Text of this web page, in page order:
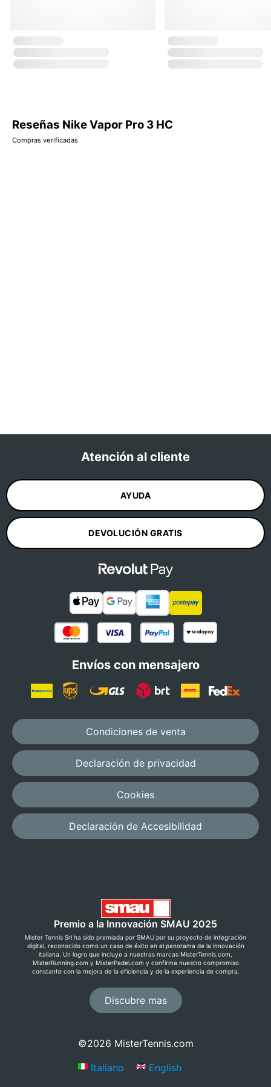
Reseñas Nike Vapor Pro 3 HC
Compras verificadas
Atención al cliente
AYUDA
DEVOLUCIÓN GRATIS
Envíos con mensajero
Condiciones de venta
Declaración de privacidad
Cookies
Declaración de Accesibilidad
Premio a la Innovación SMAU 2025
Mister Tennis Srl ha sido premiada por SMAU por su proyecto de integración
digital, reconocido como un caso de éxito en el panorama de la innovación
italiana. Un logro que incluye a nuestras marcas MisterTennis.com,
MisterRunning.com y MisterPadel.com y confirma nuestro compromiso
constante con la mejora de la eficiencia y de la experiencia de compra.
Discubre mas
©2026 MisterTennis.com
Italiano
English